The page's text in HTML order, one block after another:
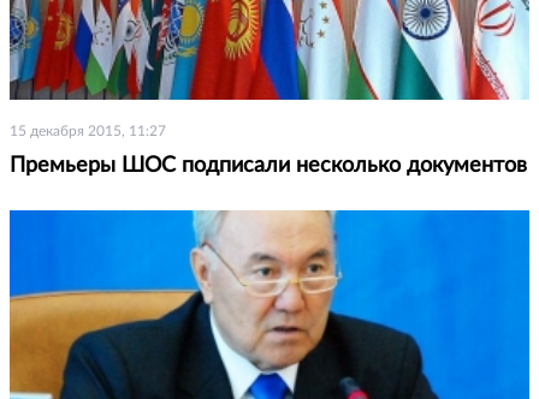
15 декабря 2015, 11:27
Премьеры ШОС подписали несколько документов